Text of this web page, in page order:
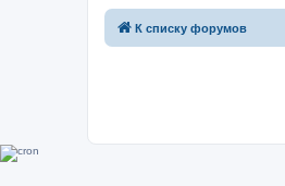
К списку форумов